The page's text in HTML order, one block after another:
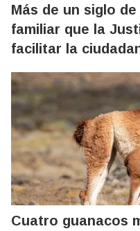
Más de un siglo
familiar que la
facilitar la
Cuatro guanacos